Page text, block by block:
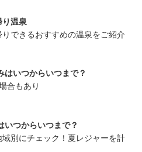
温泉
できるおすすめの温泉をご紹介
はいつからいつまで？
合もあり
いつからいつまで？
別にチェック！夏レジャーを計